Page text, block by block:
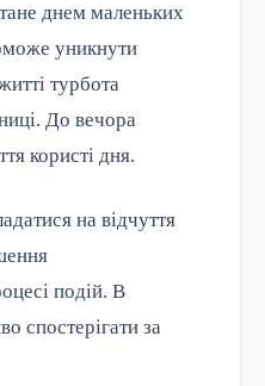
днем маленьких
уникнути
турбота
До вечора
користі дня.
на відчуття
подій. В
спостерігати за